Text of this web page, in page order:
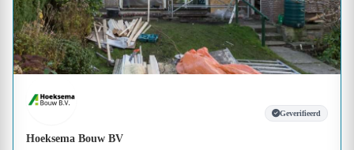
Geverifieerd
Hoeksema Bouw BV